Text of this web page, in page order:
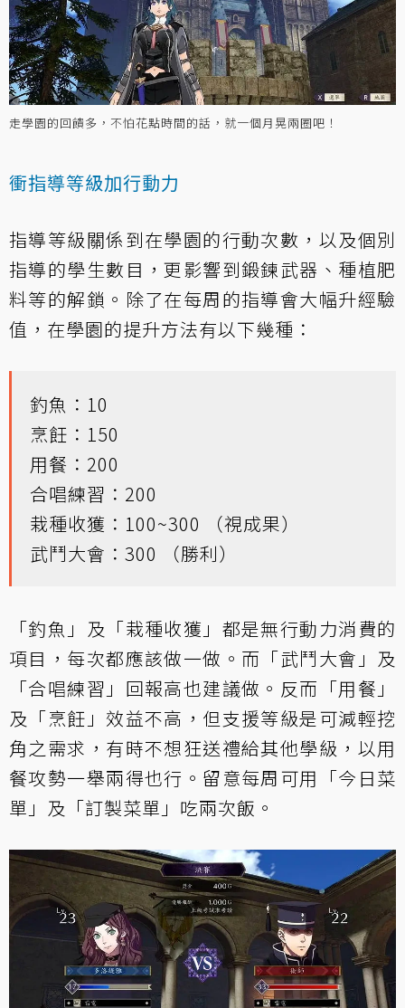
走學園的回饋多，不怕花點時間的話，就一個月晃兩圈吧！
衝指導等級加行動力
指導等級關係到在學園的行動次數，以及個別
指導的學生數目，更影響到鍛鍊武器、種植肥
料等的解鎖。除了在每周的指導會大幅升經驗
值，在學園的提升方法有以下幾種：
釣魚：10
烹飪：150
用餐：200
合唱練習：200
栽種收獲：100~300 （視成果）
武鬥大會：300 （勝利）
「釣魚」及「栽種收獲」都是無行動力消費的
項目，每次都應該做一做。而「武鬥大會」及
「合唱練習」回報高也建議做。反而「用餐」
及「烹飪」效益不高，但支援等級是可減輕挖
角之需求，有時不想狂送禮給其他學級，以用
餐攻勢一舉兩得也行。留意每周可用「今日菜
單」及「訂製菜單」吃兩次飯。